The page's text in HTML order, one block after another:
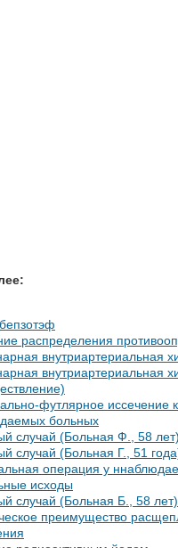
распределения
внутриартериальная
внутриартериальная
футлярное иссечение
больных
случай (Больная Ф., 58 лет)
случай (Больная Г., 51
операция у
исходы
случай (Больная Б., 58 лет)
преимущество